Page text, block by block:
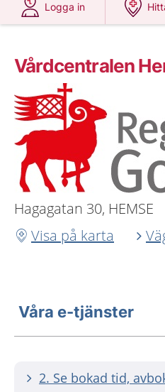
Logga in
Vårdcentralen
Hagagatan 30, HEMSE
Visa på karta
Våra e-tjänster
2. Se bokad tid,